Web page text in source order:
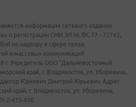
информация сетевого издания
о регистрации СМИ ЭЛ № ФС 77 - 72742,
по надзору в сфере связи,
и массовых коммуникаций
г. Учредитель ООО "Дальневосточный
край, г. Владивосток, ул. Уборевича,
Юркевич Дмитрий Юрьевич. Адрес
край, г. Владивосток, ул. Уборевича,
2-415-600.